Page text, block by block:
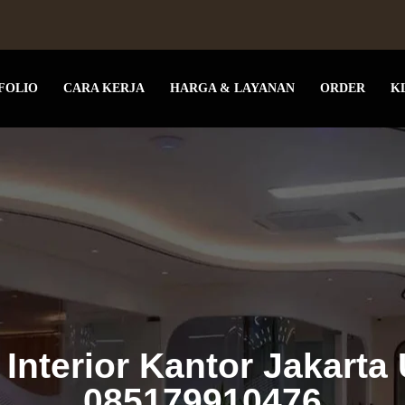
CARA KERJA HARGA & LAYANAN ORDER
Kantor Jakarta